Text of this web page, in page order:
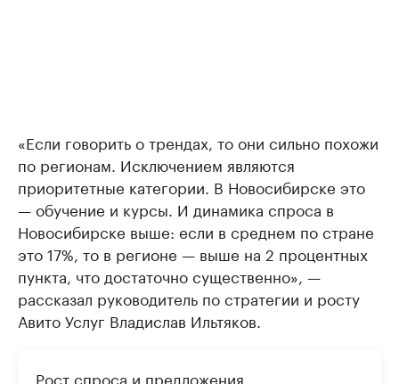
«Если говорить о трендах, то они сильно похожи
по регионам. Исключением являются
приоритетные категории. В Новосибирске это
— обучение и курсы. И динамика спроса в
Новосибирске выше: если в среднем по стране
это 17%, то в регионе — выше на 2 процентных
пункта, что достаточно существенно», —
рассказал руководитель по стратегии и росту
Авито Услуг Владислав Ильтяков.
Рост спроса и предложения